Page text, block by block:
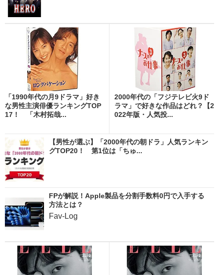
「1990年代の月9ドラマ」好き
な男性主演俳優ランキングTOP
17！ 「木村拓哉...
2000年代の「フジテレビ火9ド
ラマ」で好きな作品はどれ？【2
022年版・人気投...
【男性が選ぶ】「2000年代の朝ドラ」人気ランキン
グTOP20！ 第1位は「ちゅ...
FPが解説！Apple製品を分割手数料0円で入手する
方法とは？
Fav-Log